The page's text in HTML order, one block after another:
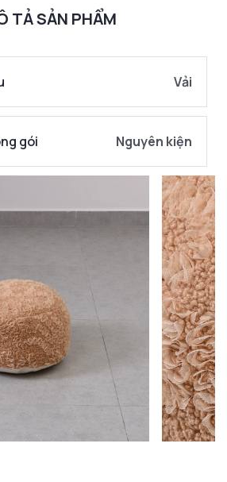
TẢ SẢN PHẨM
Vải
gói Nguyên kiện